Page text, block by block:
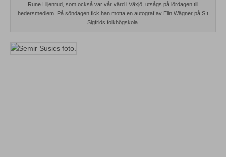
Rune Liljenrud, som också var vår värd i Växjö, utsågs på lördagen till
hedersmedlem. På söndagen fick han motta en autograf av Elin Wägner på S:t
Sigfrids folkhögskola.